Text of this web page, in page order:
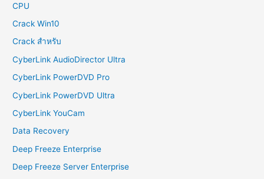
CPU
Crack Win10
Crack สำหรับ
CyberLink AudioDirector Ultra
CyberLink PowerDVD Pro
CyberLink PowerDVD Ultra
CyberLink YouCam
Data Recovery
Deep Freeze Enterprise
Deep Freeze Server Enterprise